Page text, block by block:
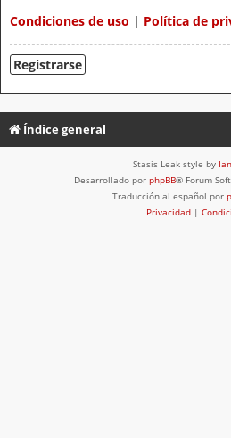
Condiciones de uso | Política de
Registrarse
Índice general
Stasis Leak style by
Desarrollado por phpBB® Forum
Traducción al español por
Privacidad |